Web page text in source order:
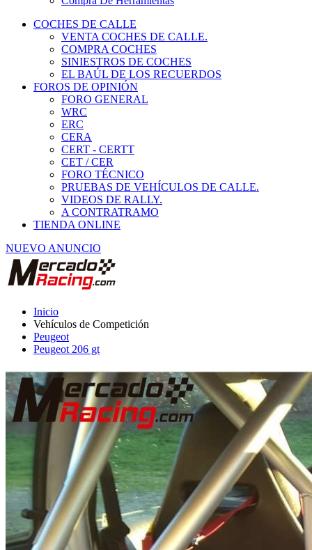
COCHES DE CALLE
VENTA COCHES DE CALLE.
COMPRA COCHES
SINIESTROS DE COCHES
EL BAÚL DE LOS RECUERDOS
FOROS DE OPINIÓN
FORO GENERAL
WRC
ERC
CERA
CERT - CERTT
CET / CER
FORO TÉCNICO
PRUEBAS DE VEHÍCULOS DE CALLE.
VIDEOS DE RALLY.
A CONTRATRAMO
TIENDA ONLINE
NUEVO ANUNCIO
Vehículos de Competición
Peugeot
Peugeot 206 gt